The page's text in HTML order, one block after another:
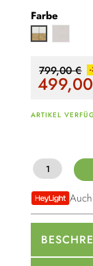
Farbe
Artisan
799,00 €
499,00
ARTIKEL